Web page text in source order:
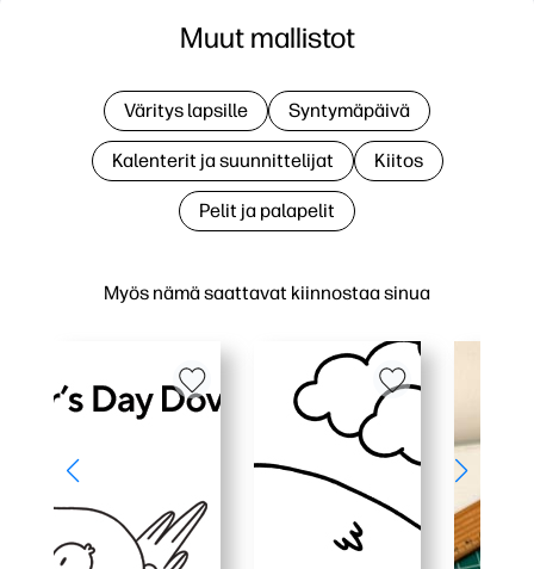
Myös nämä saattavat kiinnostaa sinua
Muut mallistot
Väritys lapsille Syntymäpäivä
Kalenterit ja suunnittelijat Kiitos
Pelit ja palapelit